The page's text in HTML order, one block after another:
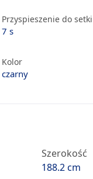
Przyspieszenie do setki
7 s
Kolor
czarny
Szerokość
188.2 cm